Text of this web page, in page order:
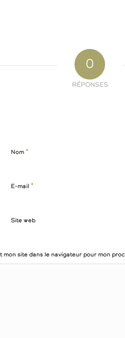
0
RÉPONSES
Nom *
E-mail *
Site web
mon site dans le navigateur pour mon